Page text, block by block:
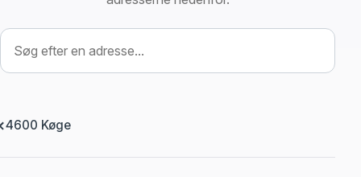
Søg efter ejendom
4600 Køge